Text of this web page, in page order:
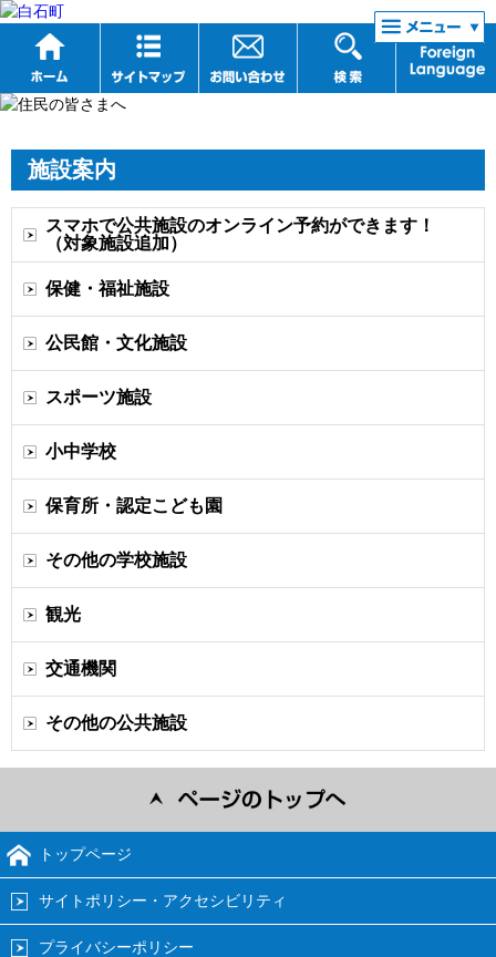
リンク集
施設案内
スマホで公共施設のオンライン予約ができます！
（対象施設追加）
保健・福祉施設
公民館・文化施設
スポーツ施設
小中学校
保育所・認定こども園
その他の学校施設
観光
交通機関
その他の公共施設
トップページ
サイトポリシー・アクセシビリティ
プライバシーポリシー